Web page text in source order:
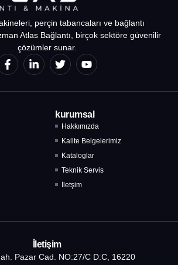
perçin tabancaları ve bağlantı
Atlas Bağlantı, birçok sektöre güvenilir
çözümler sunar.
kurumsal
Hakkımızda
Kalite Belgelerimiz
Kataloglar
Teknik Servis
İletşim
İletişim
Pazar Cad. NO:27/C D:C, 16220